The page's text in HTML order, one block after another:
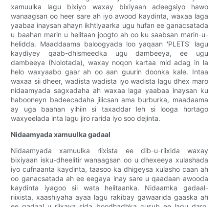
xamuulka lagu bixiyo waxay bixiyaan adeegsiyo hawo
wanaagsan oo heer sare ah iyo awood kaydinta, waxaa laga
yaabaa inaysan ahayn ikhtiyaarka ugu hufan ee ganacsatada
u baahan marin u helitaan joogto ah oo ku saabsan marin-u-
helidda. Maaddaama baloogyada loo yaqaan 'PLETS' lagu
kaydiyey qaab-dhismeedka ugu dambeeya, ee ugu
dambeeya (Nolotada), waxay noqon kartaa mid adag in la
helo waxyaabo gaar ah oo aan guurin doonka kale. Intaa
waxaa sii dheer, wadista wadista iyo wadista lagu dhex maro
nidaamyada sagxadaha ah waxaa laga yaabaa inaysan ku
habooneyn badeecadaha jilicsan ama burburka, maadaama
ay uga baahan yihiin si taxaddar leh si looga hortago
waxyeelada inta lagu jiro rarida iyo soo dejinta.
Nidaamyada xamuulka gadaal
Nidaamyada xamuulka riixista ee dib-u-riixida waxay
bixiyaan isku-dheelitir wanaagsan oo u dhexeeya xulashada
iyo cufnaanta kaydinta, taasoo ka dhigeysa xulasho caan ah
oo ganacsatada ah ee eegaya inay sare u qaadaan awooda
kaydinta iyagoo sii wata helitaanka. Nidaamka gadaal-
riixista, xaashiyaha ayaa lagu rakibay gawaarida gaaska ah